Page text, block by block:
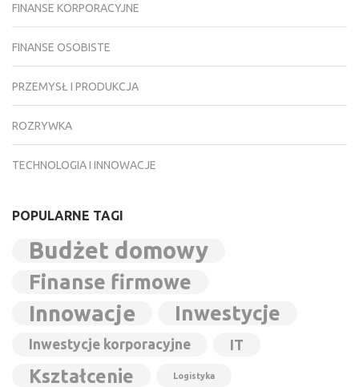
FINANSE KORPORACYJNE
FINANSE OSOBISTE
PRZEMYSŁ I PRODUKCJA
ROZRYWKA
TECHNOLOGIA I INNOWACJE
POPULARNE TAGI
Budżet domowy
Finanse firmowe
Innowacje Inwestycje
Inwestycje korporacyjne IT
Kształcenie Logistyka